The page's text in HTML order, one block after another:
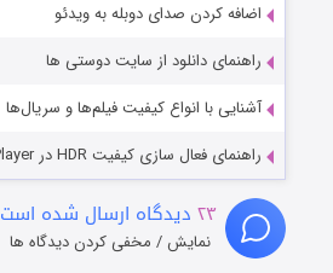
اضافه کردن صدای دوبله به ویدئو
راهنمای دانلود از سایت دوستی ها
آشنایی با انواع کیفیت فیلم‌ها و سریال‌ها
راهنمای فعال سازی کیفیت HDR در PotPlayer
۲۳ دیدگاه ارسال شده است
نمایش / مخفی کردن دیدگاه ها